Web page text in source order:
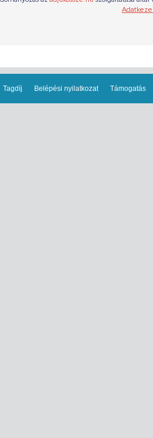
Tagdíj Belépési nyilatkozat Támogatás